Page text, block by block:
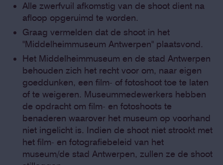
Alle zwerfvuil afkomstig van de shoot dient na
afloop opgeruimd te worden.
Graag vermelden dat de shoot in het
"Middelheimmuseum Antwerpen" plaatsvond.
Het Middelheimmuseum en de stad Antwerpen
behouden zich het recht voor om, naar eigen
goeddunken, een film- of fotoshoot toe te laten
of te weigeren. Museummedewerkers hebben
de opdracht om film- en fotoshoots te
benaderen waarover het museum op voorhand
niet ingelicht is. Indien de shoot niet strookt met
het film- en fotografiebeleid van het
museum/de stad Antwerpen, zullen ze de shoot